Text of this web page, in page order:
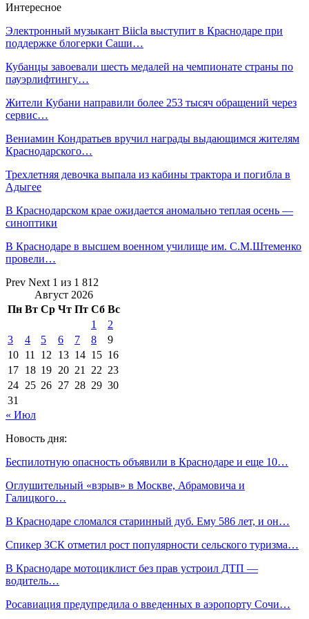
Интересное
Электронный музыкант Biicla выступит в Краснодаре при
поддержке блогерки Саши…
Кубанцы завоевали шесть медалей на чемпионате страны по
пауэрлифтингу…
Жители Кубани направили более 253 тысяч обращений через
сервис…
Вениамин Кондратьев вручил награды выдающимся жителям
Краснодарского…
Трехлетняя девочка выпала из кабины трактора и погибла в
Адыгее
В Краснодарском крае ожидается аномально теплая осень —
синоптики
В Краснодаре в высшем военном училище им. С.М.Штеменко
провели…
Prev Next 1 из 1 812
Август 2026
Пн Вт Ср Чт Пт Сб Вс
1
2
3
4 5 6 7 8
9
10 11 12 13 14 15 16
17 18 19 20 21 22 23
24 25 26 27 28 29 30
31
« Июл
Новость дня:
Беспилотную опасность объявили в Краснодаре и еще 10…
Оглушительный «взрыв» в Москве, Абрамовича и
Галицкого…
В Краснодаре сломался старинный дуб. Ему 586 лет, и он…
Спикер ЗСК отметил рост популярности сельского туризма…
В Краснодаре мотоциклист без прав устроил ДТП —
водитель…
Росавиация предупредила о введенных в аэропорту Сочи…